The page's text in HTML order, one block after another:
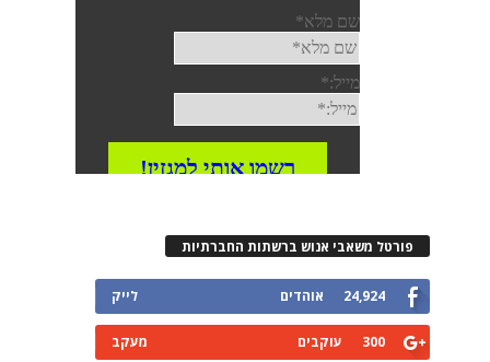
פורטל משאבי אנוש ברשתות החברתיות
24,924 אוהדים לייק
300 עוקבים מעקב